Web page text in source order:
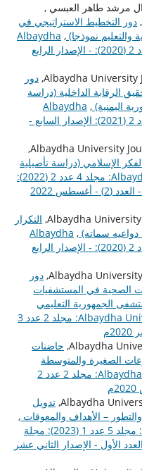
مرشد طاهر العبسي ,
دور التخطيط الاستراتيجي في
والتعليم نموذجا) ,
Albaydha
University Journal: مجلد 2 عدد 2 (2020): - الإصدار الرابع
دور
الرقابة الداخلية (دراسة
اليمنية) ,
Albaydha
University Journal: مجلد 3 عدد 2 (2021): الإصدار السابع -
الإسلامي (دراسة تأصيلية
Albaydha University Journal: مجلد 4 عدد 2 (2022):
مجلة جامعة البيضاء - المجلد (4) - العدد (2) - أغسطس 2022
التكرار
دواعيه سماته) ,
Albaydha
University Journal: مجلد 2 عدد 2 (2020): - الإصدار الرابع
دور
الصحية في المستشفيات
الجمهورية التعليمي
Albaydha University Journal: مجلد 2 عدد 3
حاضنات
الصغيرة والمتوسطة
Albaydha University Journal: مجلد 2 عدد 2
تدويل
– الأهداف والمعوقات ,
Albaydha University Journal: مجلد 5 عدد 1 (2023): مجلة
الأول - الإصدار الثاني عشر